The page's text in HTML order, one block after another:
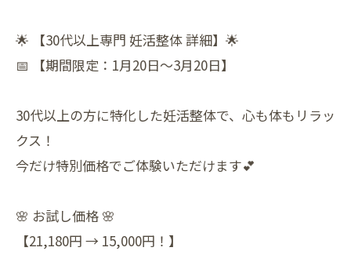
🌟 【30代以上専門 妊活整体 詳細】🌟
📅 【期間限定：1月20日〜3月20日】
30代以上の方に特化した妊活整体で、心も体もリラッ
クス！
今だけ特別価格でご体験いただけます💕
🌸 お試し価格 🌸
【21,180円 → 15,000円！】